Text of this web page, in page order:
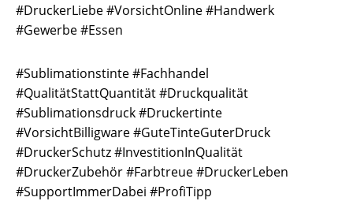
#DruckerLiebe #VorsichtOnline #Handwerk
#Gewerbe #Essen
#Sublimationstinte #Fachhandel
#QualitätStattQuantität #Druckqualität
#Sublimationsdruck #Druckertinte
#VorsichtBilligware #GuteTinteGuterDruck
#DruckerSchutz #InvestitionInQualität
#DruckerZubehör #Farbtreue #DruckerLeben
#SupportImmerDabei #ProfiTipp